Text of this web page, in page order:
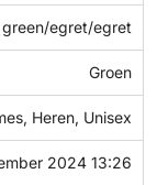
egret/egret
Groen
Heren, Unisex
2024 13:26